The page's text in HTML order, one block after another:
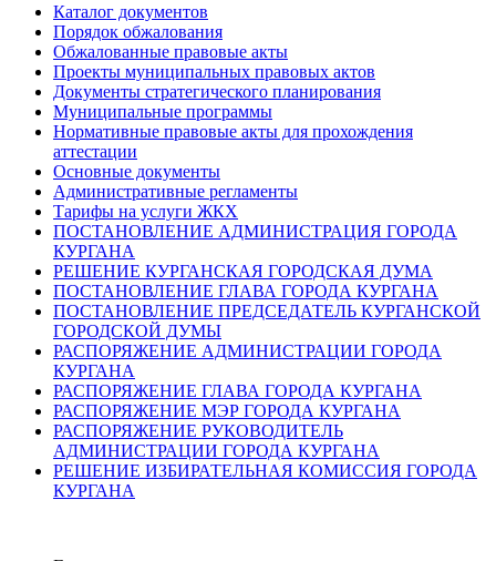
Каталог документов
Порядок обжалования
Обжалованные правовые акты
Проекты муниципальных правовых актов
Документы стратегического планирования
Муниципальные программы
Нормативные правовые акты для прохождения
аттестации
Основные документы
Административные регламенты
Тарифы на услуги ЖКХ
ПОСТАНОВЛЕНИЕ АДМИНИСТРАЦИЯ ГОРОДА
КУРГАНА
РЕШЕНИЕ КУРГАНСКАЯ ГОРОДСКАЯ ДУМА
ПОСТАНОВЛЕНИЕ ГЛАВА ГОРОДА КУРГАНА
ПОСТАНОВЛЕНИЕ ПРЕДСЕДАТЕЛЬ КУРГАНСКОЙ
ГОРОДСКОЙ ДУМЫ
РАСПОРЯЖЕНИЕ АДМИНИСТРАЦИИ ГОРОДА
КУРГАНА
РАСПОРЯЖЕНИЕ ГЛАВА ГОРОДА КУРГАНА
РАСПОРЯЖЕНИЕ МЭР ГОРОДА КУРГАНА
РАСПОРЯЖЕНИЕ РУКОВОДИТЕЛЬ
АДМИНИСТРАЦИИ ГОРОДА КУРГАНА
РЕШЕНИЕ ИЗБИРАТЕЛЬНАЯ КОМИССИЯ ГОРОДА
КУРГАНА